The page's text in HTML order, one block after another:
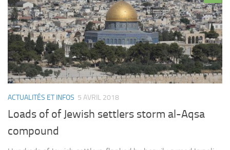
ACTUALITÉS ET INFOS 5 AVRIL 2018
Loads of of Jewish settlers storm al-Aqsa
compound